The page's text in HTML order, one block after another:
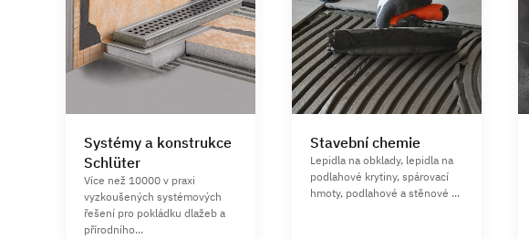
Systémy a konstrukce
Schlüter
Více než 10000 v praxi
vyzkoušených systémových
řešení pro pokládku dlažeb a
přírodního...
Stavební chemie
Lepidla na obklady, lepidla na
podlahové krytiny, spárovací
hmoty, podlahové a stěnové ...